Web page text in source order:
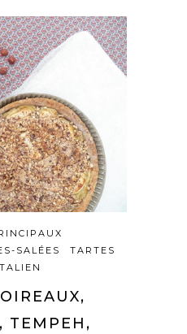
SALÉES
TARTES
TEMPEH,